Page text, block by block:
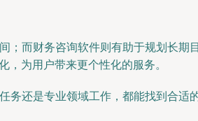
而财务咨询软件则有助于规划长期
，为用户带来更个性化的服务。
还是专业领域工作，都能找到合适